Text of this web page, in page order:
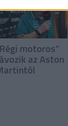
motoros”
az Aston